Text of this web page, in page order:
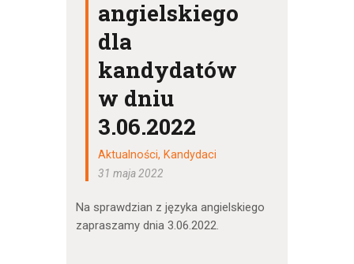
angielskiego
dla
kandydatów
w dniu
3.06.2022
Aktualności, Kandydaci
31 maja 2022
Na sprawdzian z języka angielskiego
zapraszamy dnia 3.06.2022.